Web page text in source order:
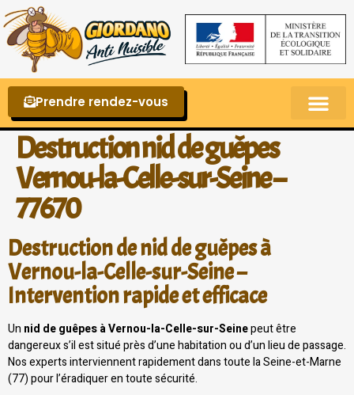
Prendre rendez-vous
Destruction nid de guêpes
Vernou-la-Celle-sur-Seine –
77670
Destruction de nid de guêpes à
Vernou-la-Celle-sur-Seine –
Intervention rapide et efficace
Un nid de guêpes à Vernou-la-Celle-sur-Seinepeut être
dangereux s’il est situé près d’une habitation ou d’un lieu de passage.
Nos experts interviennent rapidement dans toute la Seine-et-Marne
(77) pour l’éradiquer en toute sécurité.